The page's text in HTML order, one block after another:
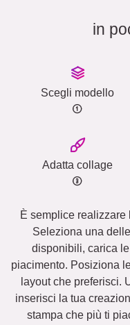
in
Scegli modello
Adatta collage
È semplice
Seleziona una
disponibili, carica
piacimento. Posiziona
layout che preferisci.
inserisci la tua
stampa che più ti